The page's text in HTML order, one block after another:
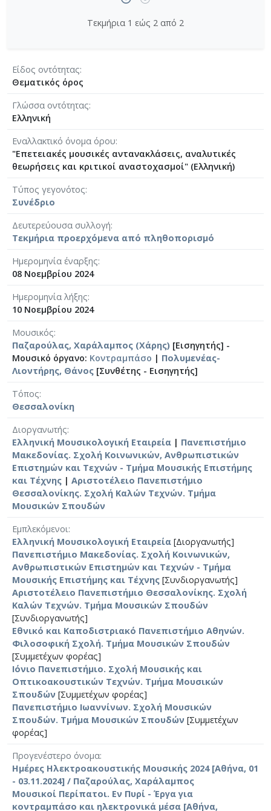
Τεκμήρια 1 εώς 2 από 2
Είδος οντότητας
Θεματικός όρος
Γλώσσα οντότητας
Ελληνική
Εναλλακτικό όνομα όρου
"Επετειακές μουσικές αντανακλάσεις, αναλυτικές
θεωρήσεις και κριτικοί αναστοχασμοί" (Ελληνική)
Τύπος γεγονότος
Συνέδριο
Δευτερεύουσα συλλογή
Τεκμήρια προερχόμενα από πληθοπορισμό
Ημερομηνία έναρξης
08 Νοεμβρίου 2024
Ημερομηνία λήξης
10 Νοεμβρίου 2024
Μουσικός
Παζαρούλας, Χαράλαμπος (Χάρης) [Εισηγητής] -
Μουσικό όργανο: Κοντραμπάσο | Πολυμενέας-
Λιοντήρης, Θάνος [Συνθέτης - Εισηγητής]
Τόπος
Θεσσαλονίκη
Διοργανωτής
Ελληνική Μουσικολογική Εταιρεία | Πανεπιστήμιο
Μακεδονίας. Σχολή Κοινωνικών, Ανθρωπιστικών
Επιστημών και Τεχνών - Τμήμα Μουσικής Επιστήμης
και Τέχνης | Αριστοτέλειο Πανεπιστήμιο
Θεσσαλονίκης. Σχολή Καλών Τεχνών. Τμήμα
Μουσικών Σπουδών
Εμπλεκόμενοι
Ελληνική Μουσικολογική Εταιρεία [Διοργανωτής]
Πανεπιστήμιο Μακεδονίας. Σχολή Κοινωνικών,
Ανθρωπιστικών Επιστημών και Τεχνών - Τμήμα
Μουσικής Επιστήμης και Τέχνης [Συνδιοργανωτής]
Αριστοτέλειο Πανεπιστήμιο Θεσσαλονίκης. Σχολή
Καλών Τεχνών. Τμήμα Μουσικών Σπουδών
[Συνδιοργανωτής]
Εθνικό και Καποδιστριακό Πανεπιστήμιο Αθηνών.
Φιλοσοφική Σχολή. Τμήμα Μουσικών Σπουδών
[Συμμετέχων φορέας]
Ιόνιο Πανεπιστήμιο. Σχολή Μουσικής και
Οπτικοακουστικών Τεχνών. Τμήμα Μουσικών
Σπουδών [Συμμετέχων φορέας]
Πανεπιστήμιο Ιωαννίνων. Σχολή Μουσικών
Σπουδών. Τμήμα Μουσικών Σπουδών [Συμμετέχων
φορέας]
Προγενέστερο όνομα
Ημέρες Ηλεκτροακουστικής Μουσικής 2024 [Αθήνα, 01
- 03.11.2024] / Παζαρούλας, Χαράλαμπος
Μουσικοί Περίπατοι. Εν Πυρί - Έργα για
κοντραμπάσο και ηλεκτρονικά μέσα [Αθήνα,